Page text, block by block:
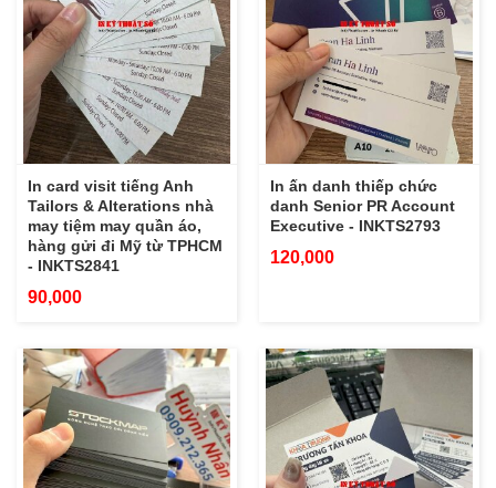
In card visit tiếng Anh
Tailors & Alterations nhà
may tiệm may quần áo,
hàng gửi đi Mỹ từ TPHCM
- INKTS2841
90,000
In ấn danh thiếp chức
danh Senior PR Account
Executive - INKTS2793
120,000